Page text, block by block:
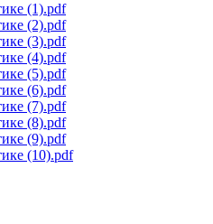
(1).pdf
(2).pdf
(3).pdf
(4).pdf
(5).pdf
(6).pdf
(7).pdf
(8).pdf
(9).pdf
(10).pdf